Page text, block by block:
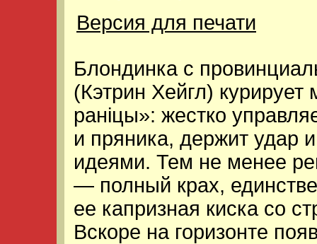
Версия для печати
Блондинка с
(Кэтрин Хейгл)
ранiцы»: жестко
и пряника, держит удар
идеями. Тем не менее
— полный крах,
ее капризная киска со
Вскоре на горизонте